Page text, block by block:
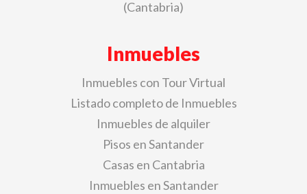
(Cantabria)
Inmuebles
Inmuebles con Tour Virtual
Listado completo de Inmuebles
Inmuebles de alquiler
Pisos en Santander
Casas en Cantabria
Inmuebles en Santander